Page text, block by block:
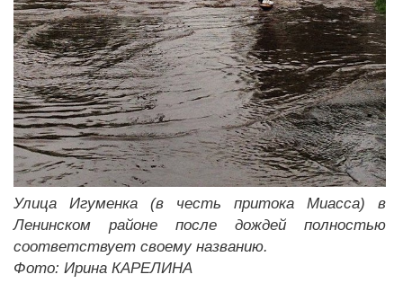
Улица Игуменка (в честь притока Миасса) в
Ленинском районе после дождей полностью
соответствует своему названию.
Фото: Ирина КАРЕЛИНА